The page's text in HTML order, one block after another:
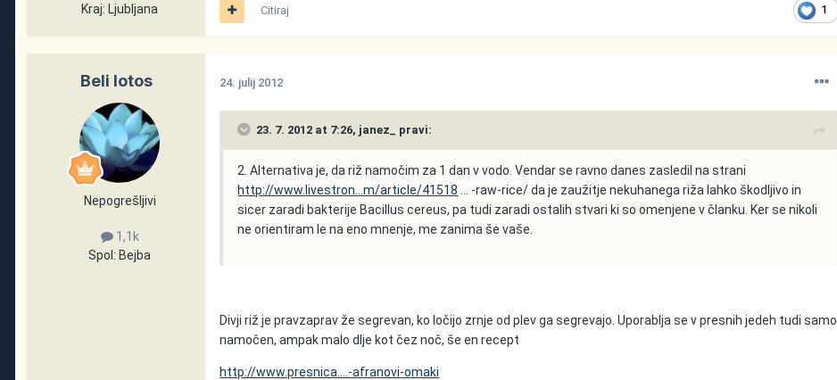
Kraj: Ljubljana 1
Citiraj
Beli lotos
Nepogrešljivi
1,1k
Spol: Bejba
24. julij 2012
23. 7. 2012 at 7:26, janez_ pravi:
2. Alternativa je, da riž namočim za 1 dan v vodo. Vendar se ravno danes zasledil na strani
http://www.livestron...m/article/41518 ... -raw-rice/ da je zaužitje nekuhanega riža lahko škodljivo in
sicer zaradi bakterije Bacillus cereus, pa tudi zaradi ostalih stvari ki so omenjene v članku. Ker se nikoli
ne orientiram le na eno mnenje, me zanima še vaše.
Divji riž je pravzaprav že segrevan, ko ločijo zrnje od plev ga segrevajo. Uporablja se v presnih jedeh tudi samo
namočen, ampak malo dlje kot čez noč, še en recept
http://www.presnica....-afranovi-omaki